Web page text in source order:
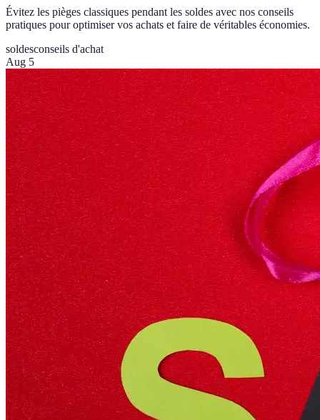
Évitez les pièges classiques pendant les soldes avec nos conseils
pratiques pour optimiser vos achats et faire de véritables économies.
soldesconseils d'achat
Aug 5